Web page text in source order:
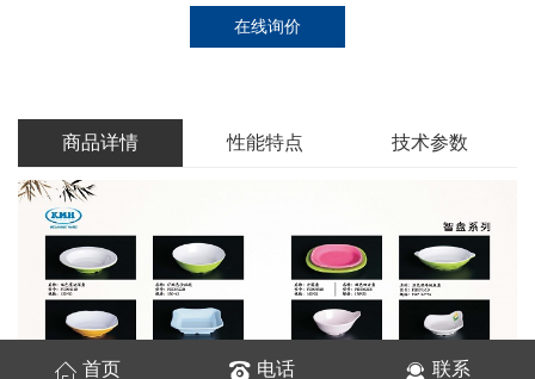
在线询价
商品详情 性能特点 技术参数
首页 电话 联系